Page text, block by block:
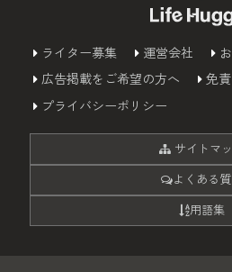
ライター募集 運営会社
広告掲載をご希望の方へ
免
プライバシーポリシー
サイトマ
よくある
用語集